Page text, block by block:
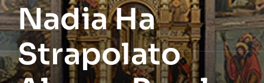
Nadia Ha
Strapolato